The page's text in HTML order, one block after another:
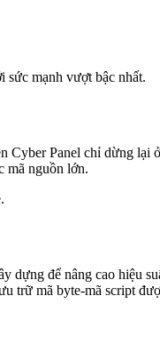
sức mạnh vượt bậc nhất.
Cyber Panel chỉ dừng
mã nguồn lớn.
dựng để nâng cao hiệu
trữ mã byte-mã script